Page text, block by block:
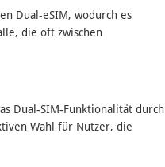
Dual-eSIM, wodurch es
die oft zwischen
Dual-SIM-Funktionalität durch
Wahl für Nutzer, die